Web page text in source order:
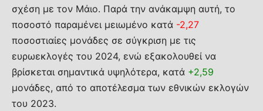
σχέση με τον Μάιο. Παρά την ανάκαμψη αυτή, το
ποσοστό παραμένει μειωμένο κατά -2,27
ποσοστιαίες μονάδες σε σύγκριση με τις
ευρωεκλογές του 2024, ενώ εξακολουθεί να
βρίσκεται σημαντικά υψηλότερα, κατά +2,59
μονάδες, από το αποτέλεσμα των εθνικών εκλογών
του 2023.